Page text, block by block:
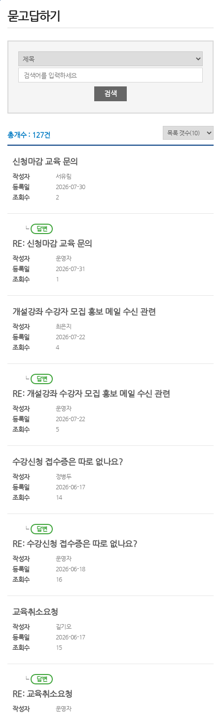
묻고답하기
검색
총개수 : 127건
신청마감 교육 문의
작성자 서유림
등록일 2026-07-30
조회수 2
┕ 답변
RE: 신청마감 교육 문의
작성자 운영자
등록일 2026-07-31
조회수 1
개설강좌 수강자 모집 홍보 메일 수신 관련
작성자 최은지
등록일 2026-07-22
조회수 4
┕ 답변
RE: 개설강좌 수강자 모집 홍보 메일 수신 관련
작성자 운영자
등록일 2026-07-22
조회수 5
수강신청 접수증은 따로 없나요?
작성자 정병두
등록일 2026-06-17
조회수 14
┕ 답변
RE: 수강신청 접수증은 따로 없나요?
작성자 운영자
등록일 2026-06-18
조회수 16
교육취소요청
작성자 길기오
등록일 2026-06-17
조회수 15
┕ 답변
RE: 교육취소요청
작성자 운영자